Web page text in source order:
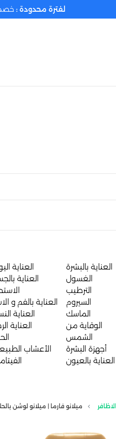
العناية بالبشرة
الغسول
الترطيب
السيروم
الماسك
الوقاية من
الشمس
أجهزة البشرة
العناية بالعيون
العناية
العناية
العناية بالفم و
العناية
العناية
الأعشاب
الاظافر ميلانو فارما | ميلانو لوشن بالحلزون
لفترة محدودة : خصم اضافي